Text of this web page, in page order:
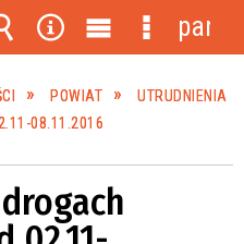
POWIAT
UTRUDNIENIA
08.11.2016
Narzędzia
Menu
główne
Menu
panel